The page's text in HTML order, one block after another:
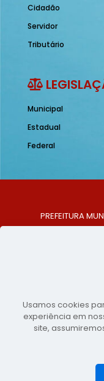
Cidadão
Servidor
Tributário
Municipal
Estadual
Federal
PREFEITURA
Centro, São
E-MAIL:
Copyright 2021-
Usamos cookies
experiência em
site,